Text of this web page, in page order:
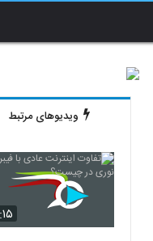
ویدیوهای مرتبط